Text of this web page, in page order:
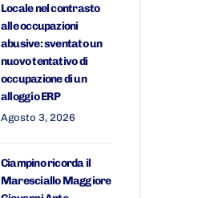
Locale nel contrasto
alle occupazioni
abusive: sventato un
nuovo tentativo di
occupazione di un
alloggio ERP
Agosto 3, 2026
Ciampino ricorda il
Maresciallo Maggiore